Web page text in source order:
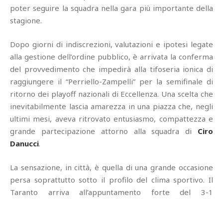
poter seguire la squadra nella gara più importante della
stagione.
Dopo giorni di indiscrezioni, valutazioni e ipotesi legate
alla gestione dell’ordine pubblico, è arrivata la conferma
del provvedimento che impedirà alla tifoseria ionica di
raggiungere il “Perriello-Zampelli” per la semifinale di
ritorno dei playoff nazionali di Eccellenza. Una scelta che
inevitabilmente lascia amarezza in una piazza che, negli
ultimi mesi, aveva ritrovato entusiasmo, compattezza e
grande partecipazione attorno alla squadra di Ciro
Danucci.
La sensazione, in città, è quella di una grande occasione
persa soprattutto sotto il profilo del clima sportivo. Il
Taranto arriva all’appuntamento forte del 3-1